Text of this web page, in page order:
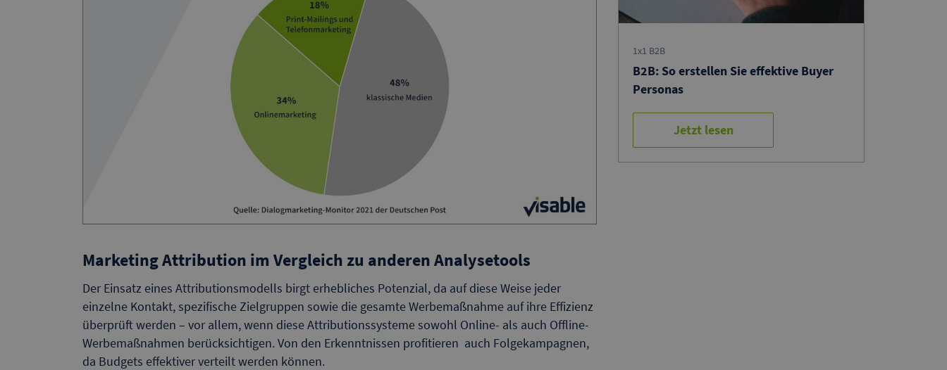
Marketing Attribution im Vergleich zu anderen Analysetools
Der Einsatz eines Attributionsmodells birgt erhebliches Potenzial, da auf diese Weise jeder
einzelne Kontakt, spezifische Zielgruppen sowie die gesamte Werbemaßnahme auf ihre Effizienz
überprüft werden – vor allem, wenn diese Attributionssysteme sowohl Online- als auch Offline-
Werbemaßnahmen berücksichtigen. Von den Erkenntnissen profitieren auch Folgekampagnen,
da Budgets effektiver verteilt werden können.
1x1 B2B
B2B: So erstellen Sie effektive Buyer
Personas
Jetzt lesen